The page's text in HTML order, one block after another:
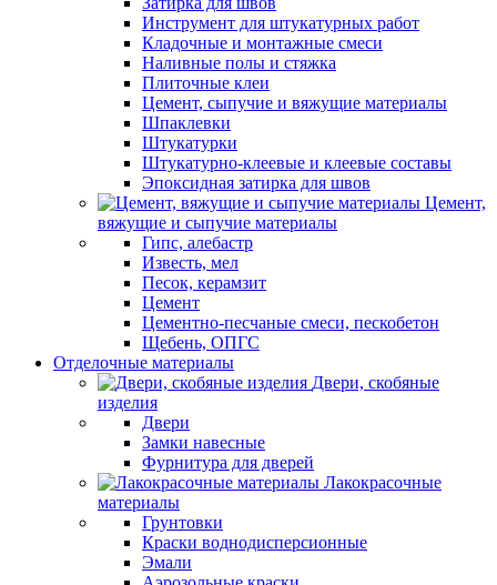
Инструмент для штукатурных работ
Кладочные и монтажные смеси
Наливные полы и стяжка
Плиточные клеи
Цемент, сыпучие и вяжущие материалы
Шпаклевки
Штукатурки
Штукатурно-клеевые и клеевые составы
Эпоксидная затирка для швов
Цемент,
вяжущие и сыпучие материалы
Гипс, алебастр
Известь, мел
Песок, керамзит
Цемент
Цементно-песчаные смеси, пескобетон
Щебень, ОПГС
Отделочные материалы
Двери, скобяные
изделия
Двери
Замки навесные
Фурнитура для дверей
Лакокрасочные
материалы
Грунтовки
Краски воднодисперсионные
Эмали